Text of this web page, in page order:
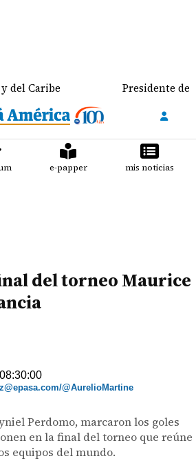
Presidente del
e-papper mis noticias
del torneo Maurice
@AurelioMartine
Perdomo, marcaron los goles
en la final del torneo que reúne
equipos del mundo.